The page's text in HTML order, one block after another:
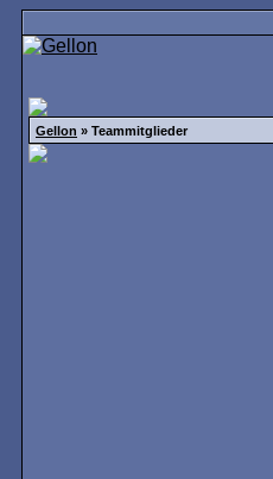
Gellon » Teammitglieder